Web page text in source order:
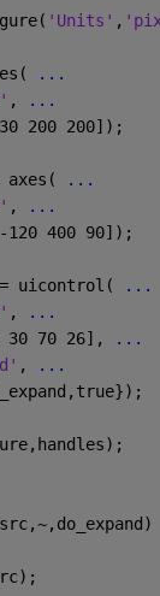
'Units' ,
...
,
...
200 200]);
axes(
...
,
...
400 90]);
= uicontrol(
...
,
...
30 70 26],
...
,
...